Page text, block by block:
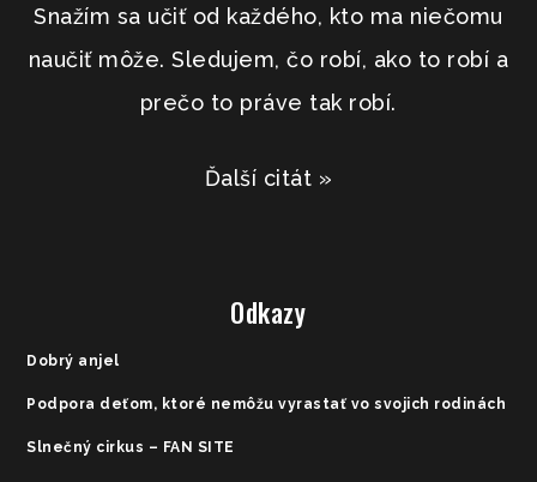
Snažím sa učiť od každého, kto ma niečomu
naučiť môže. Sledujem, čo robí, ako to robí a
prečo to práve tak robí.
Ďalší citát »
Odkazy
Dobrý anjel
Podpora deťom, ktoré nemôžu vyrastať vo svojich rodinách
Slnečný cirkus – FAN SITE